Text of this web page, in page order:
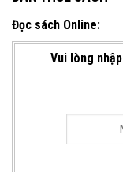
Đọc sách Online:
Vui lòng nhập